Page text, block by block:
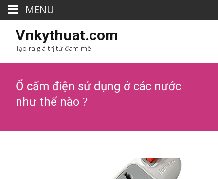
Vnkythuat.com
Tạo ra giá trị từ đam mê
Ổ cấm điện sử dụng ở các nước
như thế nào ?
MENU